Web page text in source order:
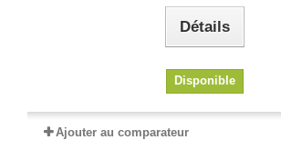
Détails
Disponible
Ajouter au comparateur